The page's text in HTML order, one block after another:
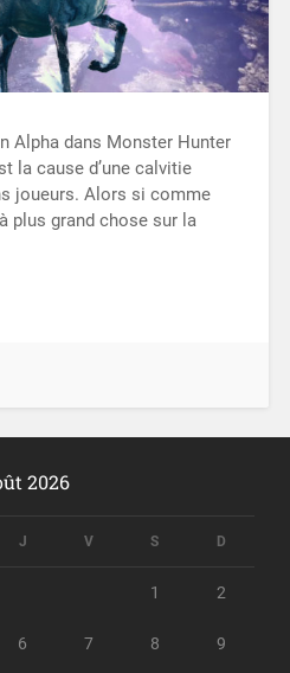
Alpha dans Monster Hunter
la cause d’une calvitie
joueurs. Alors si comme
plus grand chose sur la
2026
J V S D
1 2
6 7 8 9